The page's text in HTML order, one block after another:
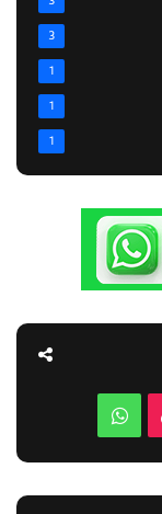
3
1
1
1
TikTok
آپ